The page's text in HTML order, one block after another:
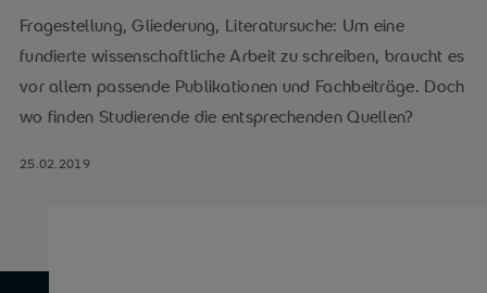
Fragestellung, Gliederung, Literatursuche: Um eine
fundierte wissenschaftliche Arbeit zu schreiben, braucht es
vor allem passende Publikationen und Fachbeiträge. Doch
wo finden Studierende die entsprechenden Quellen?
25.02.2019